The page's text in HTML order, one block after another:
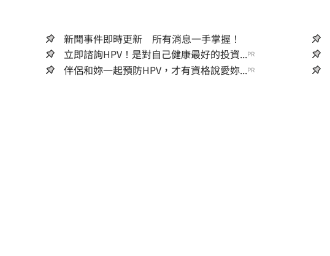
新聞事件即時更新 所有消息一手掌握！
立即諮詢HPV！是對自己健康最好的投資...PR
伴侶和妳一起預防HPV，才有資格說愛妳...PR